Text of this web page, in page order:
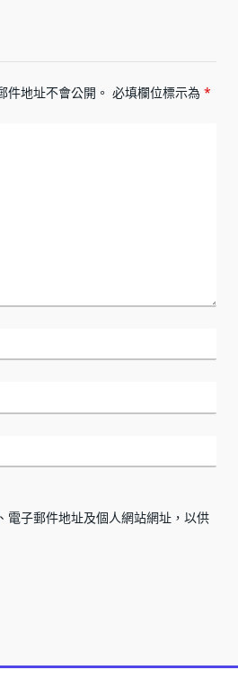
件地址不會公開。 必填欄位標示為 *
電子郵件地址及個人網站網址，以供